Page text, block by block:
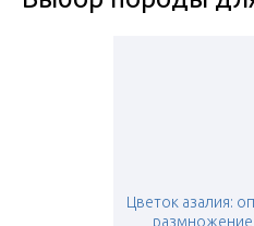
Цветок азалия:
размножение,